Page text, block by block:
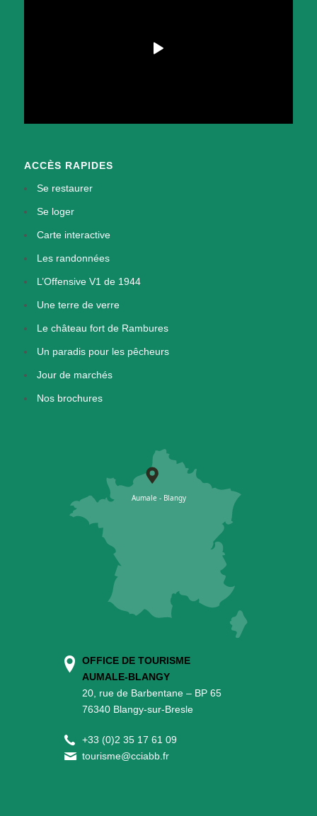
ACCÈS RAPIDES
Se restaurer
Se loger
Carte interactive
Les randonnées
L’Offensive V1 de 1944
Une terre de verre
Le château fort de Rambures
Un paradis pour les pêcheurs
Jour de marchés
Nos brochures
OFFICE DE TOURISME
AUMALE-BLANGY
20, rue de Barbentane – BP 65
76340 Blangy-sur-Bresle
+33 (0)2 35 17 61 09
tourisme@cciabb.fr